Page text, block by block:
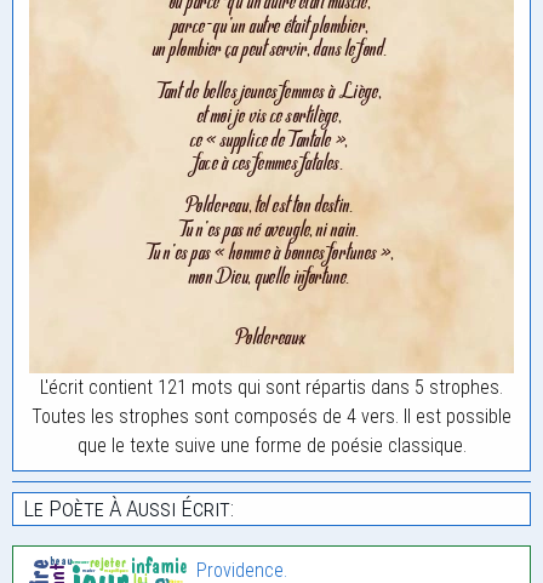
L'écrit contient 121 mots qui sont répartis dans 5 strophes.
Toutes les strophes sont composés de 4 vers. Il est possible
que le texte suive une forme de poésie classique.
Le Poète À Aussi Écrit:
Providence.